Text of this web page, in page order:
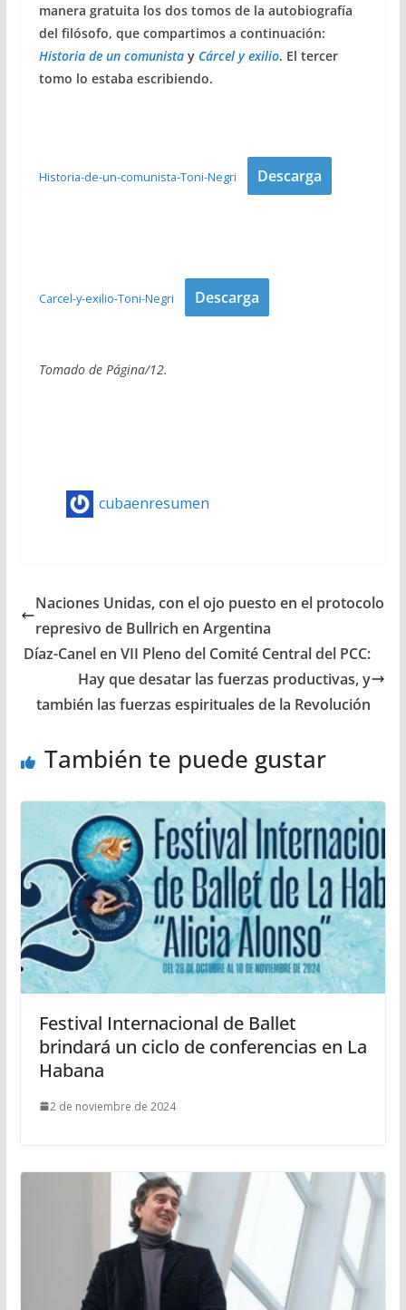
manera gratuita los dos tomos de la autobiografía
del filósofo, que compartimos a continuación:
Historia de un comunista y Cárcel y exilio. El tercer
tomo lo estaba escribiendo.
Historia-de-un-comunista-Toni-Negri Descarga
Carcel-y-exilio-Toni-Negri Descarga
Tomado de Página/12.
cubaenresumen
Naciones Unidas, con el ojo puesto en el protocolo
represivo de Bullrich en Argentina
Díaz-Canel en VII Pleno del Comité Central del PCC:
Hay que desatar las fuerzas productivas, y
también las fuerzas espirituales de la Revolución
También te puede gustar
Festival Internacional de Ballet
brindará un ciclo de conferencias en La
Habana
2 de noviembre de 2024